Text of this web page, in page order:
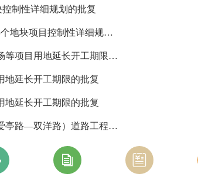
制性详细规划的批复
龙岩市人民政府关于东肖石门东路北侧等3个地块项目控制性详细规划调整方案的批复
龙岩市人民政府关于建材交易城公共停车场等项目用地延长开工期限的批复
地延长开工期限的批复
地延长开工期限的批复
龙岩市人民政府关于小洋祥和家苑西侧（爱亭路—双洋路）道路工程控制性详细规划的批复
 